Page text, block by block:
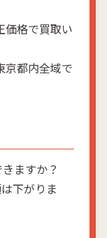
価格で買取い
京都内全域で
ますか？
下がりま